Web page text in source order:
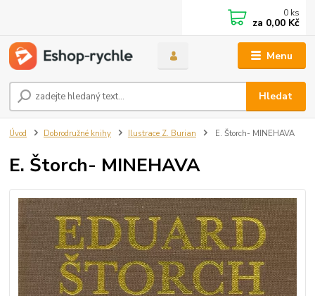
Menu
Hledat
0 ks
za 0,00 Kč
Úvod Dobrodružné knihy Ilustrace Z. Burian E. Štorch- MINEHAVA
E. Štorch- MINEHAVA